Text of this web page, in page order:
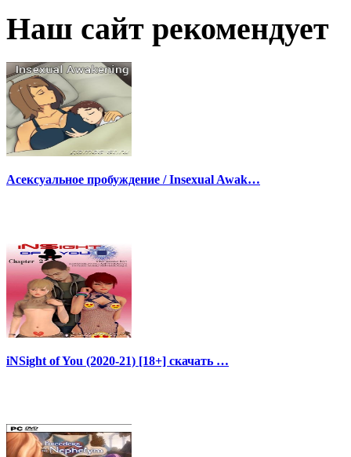
Наш сайт рекомендует
Асексуальное пробуждение / Insexual Awak…
iNSight of You (2020-21) [18+] скачать …